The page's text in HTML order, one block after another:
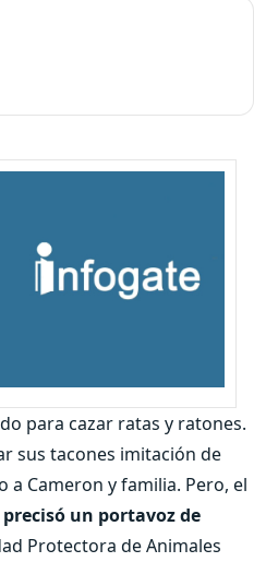
para cazar ratas y ratones.
sus tacones imitación de
Cameron y familia. Pero, el
un portavoz de
Protectora de Animales